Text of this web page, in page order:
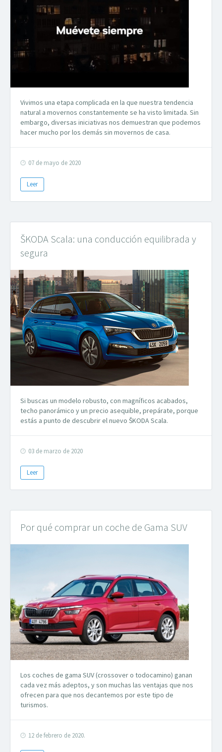
Vivimos una etapa complicada en la que nuestra tendencia
natural a movernos constantemente se ha visto limitada. Sin
embargo, diversas iniciativas nos demuestran que podemos
hacer mucho por los demás sin movernos de casa.
07 de mayo de 2020
Leer
ŠKODA Scala: una conducción equilibrada y
segura
Si buscas un modelo robusto, con magníficos acabados,
techo panorámico y un precio asequible, prepárate, porque
estás a punto de descubrir el nuevo ŠKODA Scala.
03 de marzo de 2020
Leer
Por qué comprar un coche de Gama SUV
Los coches de gama SUV (crossover o todocamino) ganan
cada vez más adeptos, y son muchas las ventajas que nos
ofrecen para que nos decantemos por este tipo de
turismos.
12 de febrero de 2020.